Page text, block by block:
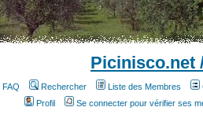
Picinisco.net
FAQ Rechercher Liste des Membres
Profil
Se connecter pour vérifier ses